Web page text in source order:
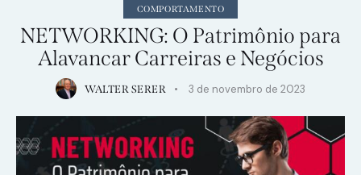
COMPORTAMENTO
NETWORKING: O Patrimônio para
Alavancar Carreiras e Negócios
WALTER SERER 3 de novembro de 2023